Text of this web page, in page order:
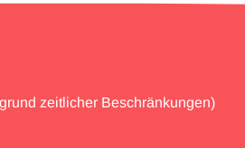
zeitlicher Beschränkungen)